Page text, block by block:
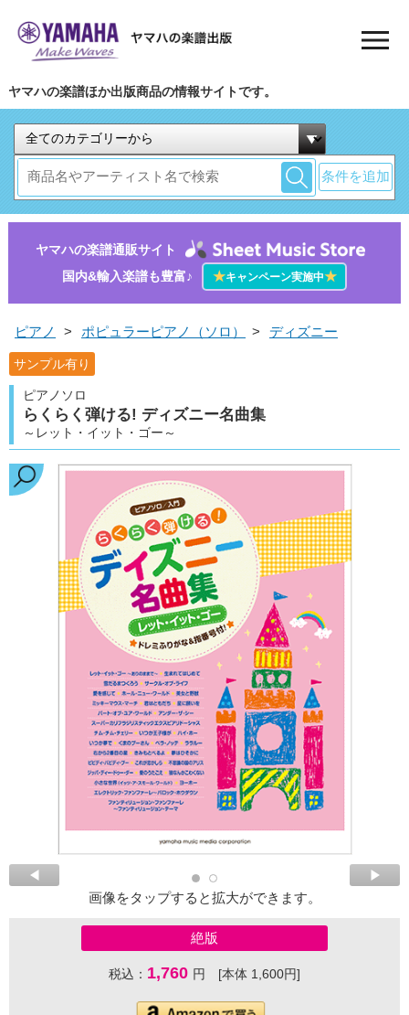
ヤマハの楽譜ほか出版商品の情報サイトです。
条件を追加
ヤマハの楽譜通販サイト
国内&輸入楽譜も豊富♪
★キャンペーン実施中★
ピアノ > ポピュラーピアノ（ソロ） > ディズニー
サンプル有り
ピアノソロ
らくらく弾ける! ディズニー名曲集
～レット・イット・ゴー～
画像をタップすると拡大ができます。
絶版
税込： 1,760 円 [本体 1,600円]